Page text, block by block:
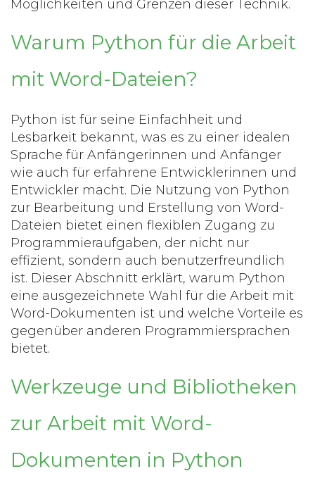
Möglichkeiten und Grenzen dieser Technik.
Warum Python für die Arbeit
mit Word-Dateien?
Python ist für seine Einfachheit und
Lesbarkeit bekannt, was es zu einer idealen
Sprache für Anfängerinnen und Anfänger
wie auch für erfahrene Entwicklerinnen und
Entwickler macht. Die Nutzung von Python
zur Bearbeitung und Erstellung von Word-
Dateien bietet einen flexiblen Zugang zu
Programmieraufgaben, der nicht nur
effizient, sondern auch benutzerfreundlich
ist. Dieser Abschnitt erklärt, warum Python
eine ausgezeichnete Wahl für die Arbeit mit
Word-Dokumenten ist und welche Vorteile es
gegenüber anderen Programmiersprachen
bietet.
Werkzeuge und Bibliotheken
zur Arbeit mit Word-
Dokumenten in Python